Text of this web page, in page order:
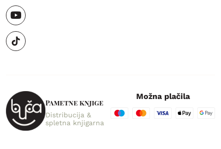
Pametne knjige
Distribucija &
spletna knjigarna
Možna plačila